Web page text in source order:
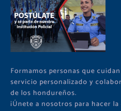
Formamos personas que
servicio personalizado y
de los hondureños.
¡Únete a nosotros para hacer